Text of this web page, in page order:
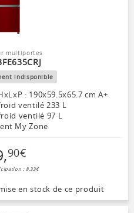
multiportes
indisponible
: 190x59.5x65.7 cm A+
ventilé 233 L
ventilé 97 L
My Zone
,90€
: 8,33€
en stock de ce produit